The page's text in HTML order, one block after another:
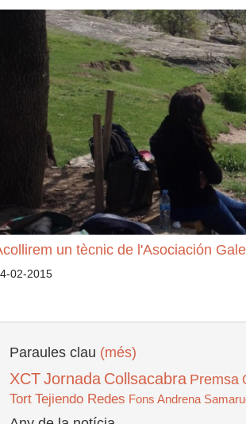
un tècnic de l'Asociación
02-2015
Paraules clau (més)
XCTJornada Collsacabra Premsa
Tort Tejiendo Redes Fons Andrena